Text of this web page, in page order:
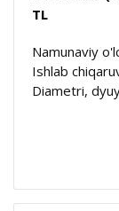
TL
Namunaviy
Ishlab
Diametri,